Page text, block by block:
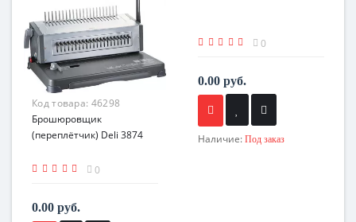
Код товара: 46298
Брошюровщик
(переплётчик) Deli 3874
0
0.00 руб.
0
0.00 руб.
Наличие: Под заказ